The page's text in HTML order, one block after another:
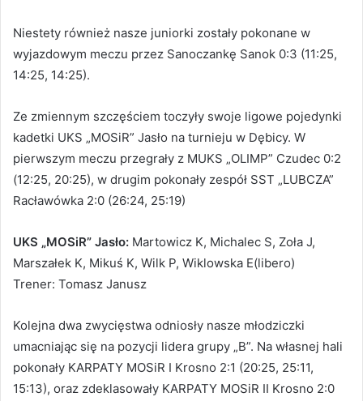
Niestety również nasze juniorki zostały pokonane w
wyjazdowym meczu przez Sanoczankę Sanok 0:3 (11:25,
14:25, 14:25).
Ze zmiennym szczęściem toczyły swoje ligowe pojedynki
kadetki UKS „MOSiR” Jasło na turnieju w Dębicy. W
pierwszym meczu przegrały z MUKS „OLIMP” Czudec 0:2
(12:25, 20:25), w drugim pokonały zespół SST „LUBCZA”
Racławówka 2:0 (26:24, 25:19)
UKS „MOSiR” Jasło: Martowicz K, Michalec S, Zoła J,
Marszałek K, Mikuś K, Wilk P, Wiklowska E(libero)
Trener: Tomasz Janusz
Kolejna dwa zwycięstwa odniosły nasze młodziczki
umacniając się na pozycji lidera grupy „B”. Na własnej hali
pokonały KARPATY MOSiR I Krosno 2:1 (20:25, 25:11,
15:13), oraz zdeklasowały KARPATY MOSiR II Krosno 2:0